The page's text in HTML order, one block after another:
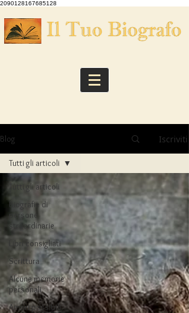
2090128167685128
Blog Iscriviti
Tutti gli articoli
Biografie di
persone
straordinarie
Libri consigliati
Scrittura
Alcune memorie
personali
Amori possibili
Tutti gli articoli